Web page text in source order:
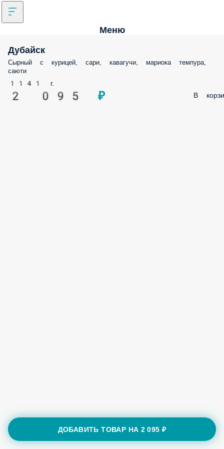
Меню
Дубайск
Сырный с курицей, сари, кавагучи, мариока темпура, саюти
1141 г.
2 095 ₽
ДОБАВИТЬ ТОВАР НА 2 095 ₽